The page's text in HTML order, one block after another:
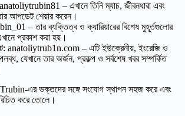
– এখানে তিনি ম্যাচ, জীবনধারা এবং
আপডেট শেয়ার করেন।
– তার ব্যক্তিত্ব ও ক্যারিয়ারের বিশেষ মুহূর্তগুলোর
প্রকাশ করা হয়।
anatoliytrub1n.com – এটি ইউক্রেনীয়, ইংরেজি ও
যেখানে তার অর্জন, প্রকল্প ও সর্বশেষ খবর সম্পর্কিত
এর ভক্তদের সঙ্গে সংযোগ স্থাপন সহজ করে এবং
করে তোলে।